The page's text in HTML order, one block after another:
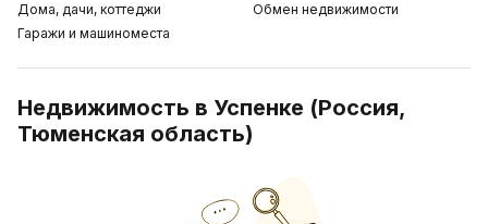
Дома, дачи, коттеджи
Гаражи и машиноместа
Обмен недвижимости
Недвижимость в Успенке (Россия,
Тюменская область)